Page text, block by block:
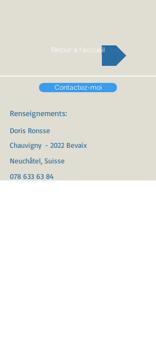
Retour à l'accueil
Contactez-moi
Renseignements:
Doris Ronsse
Chauvigny - 2022 Bevaix
Neuchâtel, Suisse
078 633 63 84